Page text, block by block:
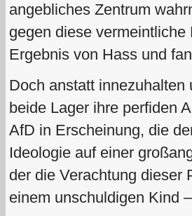
angebliches Zentrum
gegen diese
Ergebnis von Hass und
Doch anstatt innezuhalten
beide Lager ihre perfiden
AfD in Erscheinung, die
Ideologie auf einer
der die Verachtung dieser
einem unschuldigen Kind